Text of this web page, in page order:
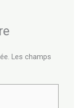
Les champs